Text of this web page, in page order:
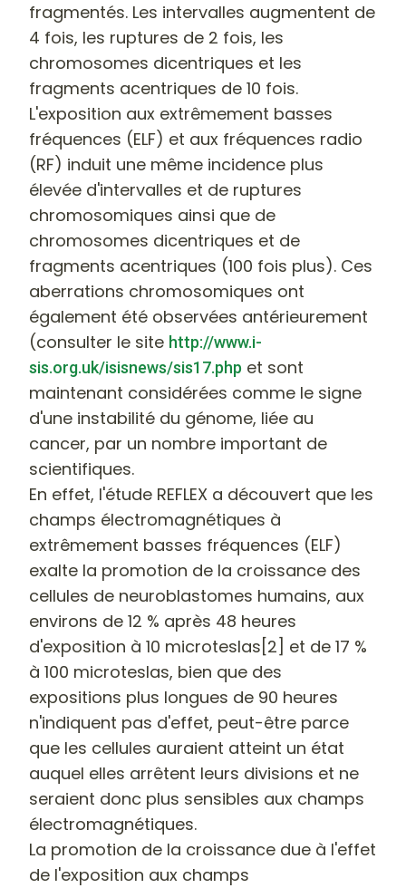
fragmentés. Les intervalles augmentent de
4 fois, les ruptures de 2 fois, les
chromosomes dicentriques et les
fragments acentriques de 10 fois.
L'exposition aux extrêmement basses
fréquences (ELF) et aux fréquences radio
(RF) induit une même incidence plus
élevée d'intervalles et de ruptures
chromosomiques ainsi que de
chromosomes dicentriques et de
fragments acentriques (100 fois plus). Ces
aberrations chromosomiques ont
également été observées antérieurement
(consulter le site http://www.i-
sis.org.uk/isisnews/sis17.php et sont
maintenant considérées comme le signe
d'une instabilité du génome, liée au
cancer, par un nombre important de
scientifiques.
En effet, l'étude REFLEX a découvert que les
champs électromagnétiques à
extrêmement basses fréquences (ELF)
exalte la promotion de la croissance des
cellules de neuroblastomes humains, aux
environs de 12 % après 48 heures
d'exposition à 10 microteslas[2] et de 17 %
à 100 microteslas, bien que des
expositions plus longues de 90 heures
n'indiquent pas d'effet, peut-être parce
que les cellules auraient atteint un état
auquel elles arrêtent leurs divisions et ne
seraient donc plus sensibles aux champs
électromagnétiques.
La promotion de la croissance due à l'effet
de l'exposition aux champs